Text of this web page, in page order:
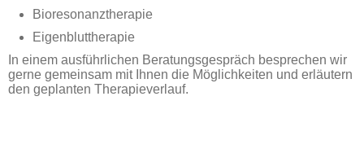
Bioresonanztherapie
Eigenbluttherapie
In einem ausführlichen Beratungsgespräch besprechen wir
gerne gemeinsam mit Ihnen die Möglichkeiten und erläutern
den ge­plan­ten Therapieverlauf.